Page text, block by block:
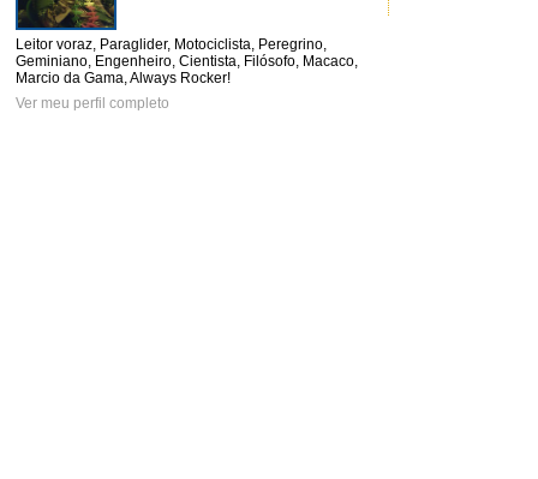
Leitor voraz, Paraglider, Motociclista, Peregrino,
Geminiano, Engenheiro, Cientista, Filósofo, Macaco,
Marcio da Gama, Always Rocker!
Ver meu perfil completo